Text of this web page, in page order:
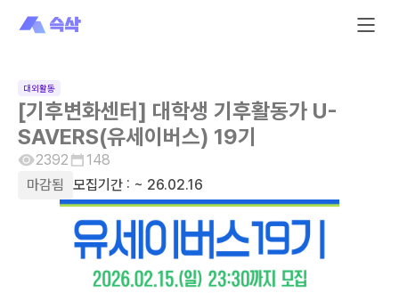
대외활동
[기후변화센터] 대학생 기후활동가 U-
SAVERS(유세이버스) 19기
2392
148
마감됨
모집기간 : ~ 26.02.16